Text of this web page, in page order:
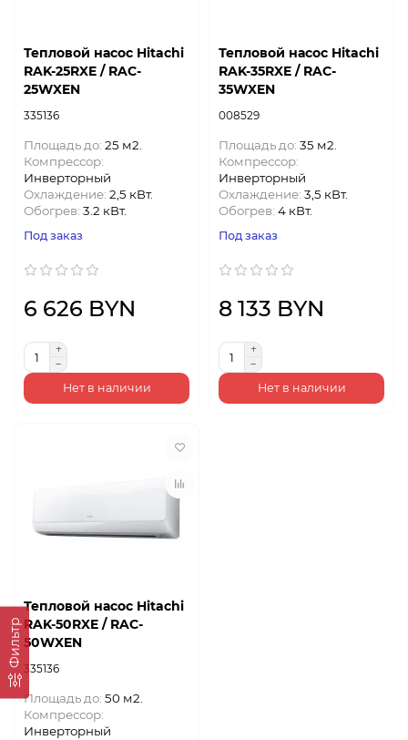
Фильтр
Тепловой насос Hitachi
RAK-25RXE / RAC-
25WXEN
335136
Площадь до: 25 м2.
Компрессор:
Инверторный
Охлаждение: 2,5 кВт.
Обогрев: 3.2 кВт.
Под заказ
6 626 BYN
Нет в наличии
Тепловой насос Hitachi
RAK-35RXE / RAC-
35WXEN
008529
Площадь до: 35 м2.
Компрессор:
Инверторный
Охлаждение: 3,5 кВт.
Обогрев: 4 кВт.
Под заказ
8 133 BYN
Нет в наличии
Тепловой насос Hitachi
RAK-50RXE / RAC-
50WXEN
335136
Площадь до: 50 м2.
Компрессор:
Инверторный